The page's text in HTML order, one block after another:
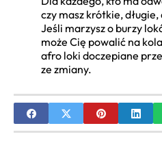
czy masz krótkie,
Jeśli marzysz o burzy
może Cię powalić na
afro loki doczepiane
ze zmiany.